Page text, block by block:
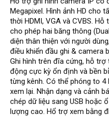
Đầu ghi Visionhitech
Đầu ghi Dahua
Đầu ghi KBVISION
Thiết bị chống trộm
Thiết bị chống trộm Paradox
Thiết bị Enforcer
access control
Megapixel. Hình ảnh HD cho
thời HDMI, VGA và CVBS.
cho phép hai băng thông
diện thân thiện với người
điều khiển đầu ghi & camera
Ghi hình trên đĩa cứng, hỗ
động cực kỳ ổn định và bền
từng kênh. Có thể phóng to
xem lại. Nhận dạng và cảnh
chép dữ liệu sang USB hoặc
lượng cao. Hổ trợ xem bằng